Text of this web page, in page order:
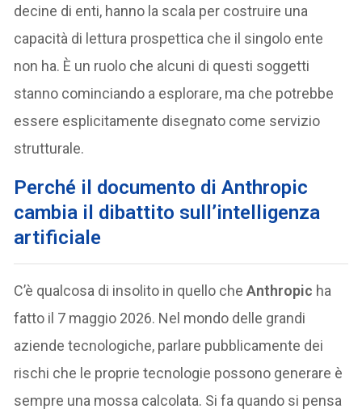
decine di enti, hanno la scala per costruire una
capacità di lettura prospettica che il singolo ente
non ha. È un ruolo che alcuni di questi soggetti
stanno cominciando a esplorare, ma che potrebbe
essere esplicitamente disegnato come servizio
strutturale.
Perché il documento di Anthropic
cambia il dibattito sull’intelligenza
artificiale
C’è qualcosa di insolito in quello cheAnthropic ha
fatto il 7 maggio 2026. Nel mondo delle grandi
aziende tecnologiche, parlare pubblicamente dei
rischi che le proprie tecnologie possono generare è
sempre una mossa calcolata. Si fa quando si pensa